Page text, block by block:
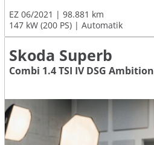
EZ 06/2021
98.881 km
147 kW (200 PS)
Automatik
Skoda Superb
Combi 1.4 TSI IV DSG Ambition